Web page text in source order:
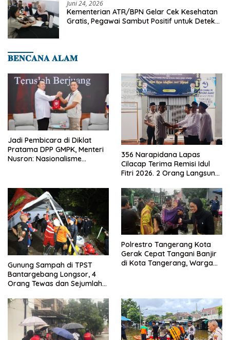
Juni 24, 2026
Kementerian ATR/BPN Gelar Cek Kesehatan
Gratis, Pegawai Sambut Positif untuk Deteksi
𝐁𝐄𝐍𝐂𝐀𝐍𝐀 𝐀𝐋𝐀𝐌
Jadi Pembicara di Diklat
Pratama DPP GMPK, Menteri
Nusron: Nasionalisme
356 Narapidana Lapas
Cilacap Terima Remisi Idul
Fitri 2026. 2 Orang Langsung
Gunung Sampah di TPST
Bantargebang Longsor, 4
Orang Tewas dan Sejumlah
Polrestro Tangerang Kota
Gerak Cepat Tangani Banjir
di Kota Tangerang, Warga